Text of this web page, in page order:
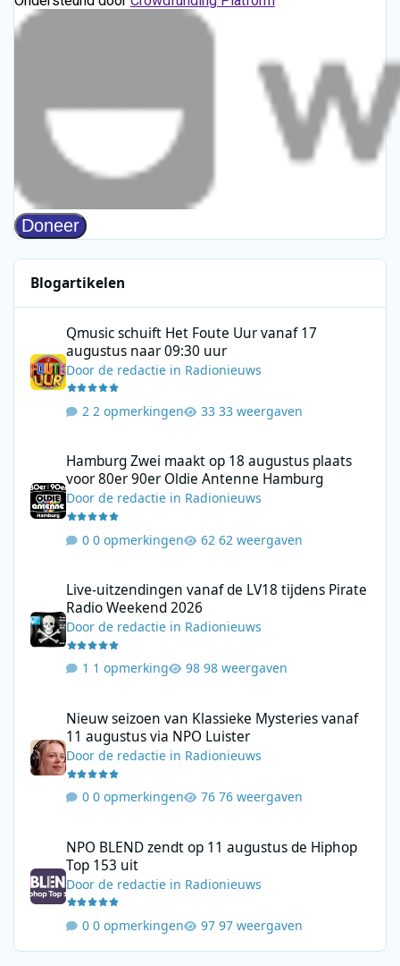
Blogartikelen
Qmusic schuift Het Foute Uur vanaf 17
augustus naar 09:30 uur
Doorde redactie in Radionieuws
2 opmerkingen 33 weergaven
Hamburg Zwei maakt op 18 augustus plaats
voor 80er 90er Oldie Antenne Hamburg
Doorde redactie in Radionieuws
0 opmerkingen 62 weergaven
Live-uitzendingen vanaf de LV18 tijdens Pirate
Radio Weekend 2026
Doorde redactie in Radionieuws
1 opmerking 98 weergaven
Nieuw seizoen van Klassieke Mysteries vanaf
11 augustus via NPO Luister
Doorde redactie in Radionieuws
0 opmerkingen 76 weergaven
NPO BLEND zendt op 11 augustus de Hiphop
Top 153 uit
Doorde redactie in Radionieuws
0 opmerkingen 97 weergaven